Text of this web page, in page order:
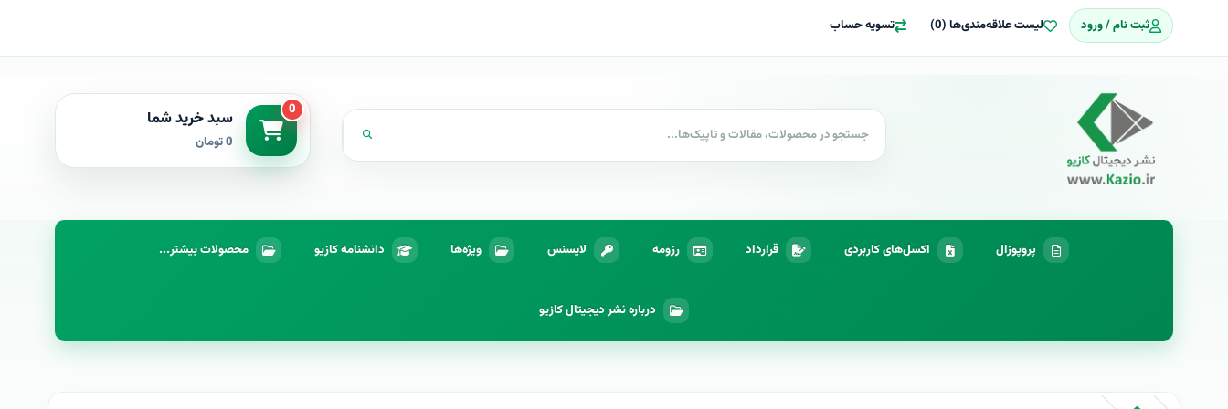
ثبت نام / ورود لیست علاقه‌مندی‌ها (0) تسویه حساب
0 سبد خرید شما
0 تومان
پروپوزال اکسل‌های کاربردی قرارداد رزومه لایسنس ویژه‌ها دانشنامه کازیو محصولات بیشتر...
درباره نشر دیجیتال کازیو